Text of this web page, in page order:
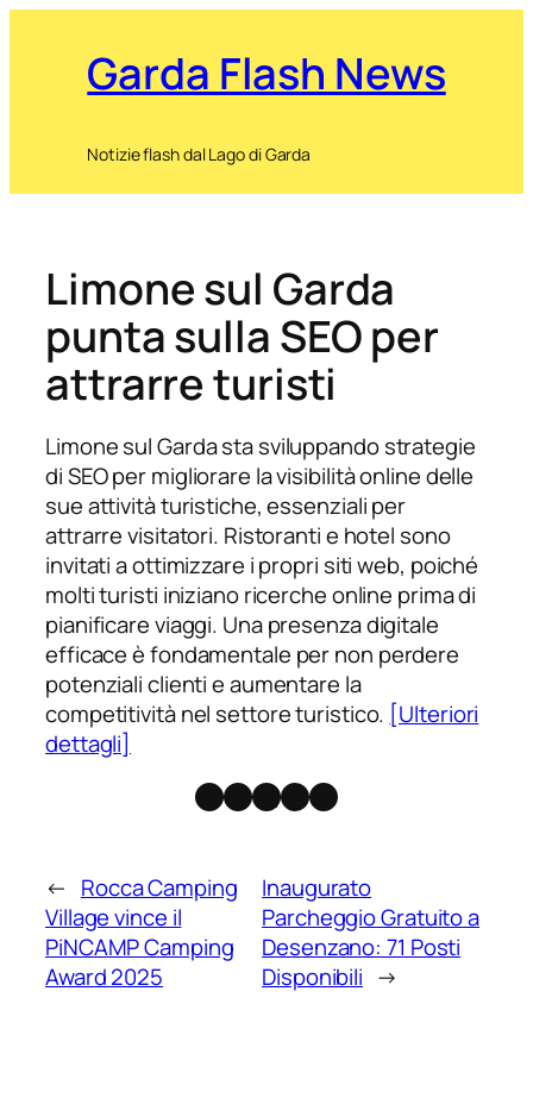
Garda Flash News
Notizie flash dal Lago di Garda
Limone sul Garda
punta sulla SEO per
attrarre turisti
Limone sul Garda sta sviluppando strategie
di SEO per migliorare la visibilità online delle
sue attività turistiche, essenziali per
attrarre visitatori. Ristoranti e hotel sono
invitati a ottimizzare i propri siti web, poiché
molti turisti iniziano ricerche online prima di
pianificare viaggi. Una presenza digitale
efficace è fondamentale per non perdere
potenziali clienti e aumentare la
competitività nel settore turistico. [Ulteriori
dettagli]
Facebook
Instagram
X Threads
Telegram
← Rocca Camping
Village vince il
PiNCAMP Camping
Award 2025
Inaugurato
Parcheggio Gratuito a
Desenzano: 71 Posti
Disponibili →